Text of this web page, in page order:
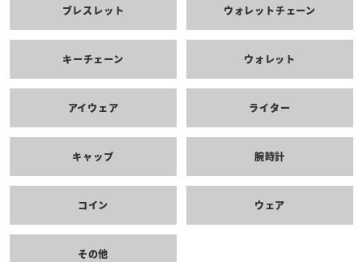
ブレスレット ウォレットチェーン
キーチェーン ウォレット
アイウェア ライター
キャップ 腕時計
コイン ウェア
その他